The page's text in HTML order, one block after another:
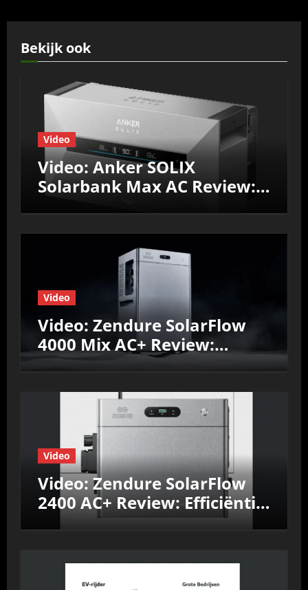
Bekijk ook
Video
Video: Anker SOLIX
Solarbank Max AC Review:
Efficiëntie, prestaties &
Video
Video: Zendure SolarFlow
4000 Mix AC+ Review:
Efficiëntie, prestaties &
Video
Video: Zendure SolarFlow
2400 AC+ Review: Efficiëntie,
prestaties &